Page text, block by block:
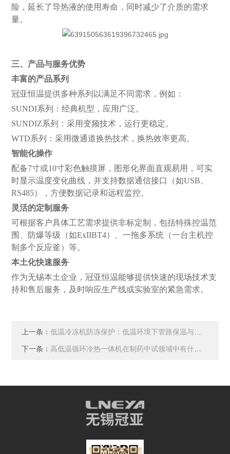
险，延长了导热液的使用寿命，同时减少了介质的需求
量。
三、 产品与服务优势
丰富的产品系列
冠亚恒温提供多种系列以满足不同需求，例如：
SUNDI系列：经典机型，应用广泛。
SUNDIZ系列：采用变频技术，运行更稳定。
WTD系列：采用微通道换热技术，换热效率更高。
智能化操作
配备7寸或10寸彩色触摸屏，图形化界面直观易用，可实
时显示温度变化曲线，并支持数据通信接口（如USB、
RS485），方便数据记录和远程监控。
灵活的定制服务
可根据客户具体工艺需求提供非标定制，包括特殊控温范
围、防爆等级（如ExIIBT4）、一拖多系统（一台主机控
制多个反应釜）等。
本土化快速服务
作为无锡本土企业，冠亚恒温能够提供快速的现场技术支
持和售后服务，及时响应生产线或实验室的紧急需求。
上一条：低温冷冻机防冻保护：低温环境下管路保温与电伴热设计
下一条： 高低温循环冷热一体机在制药中试领域中有什么优势？